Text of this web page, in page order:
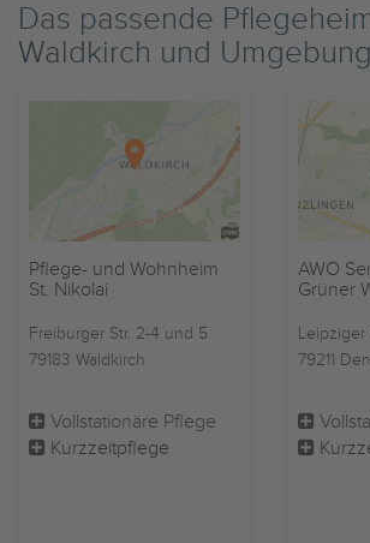
Das passende
Waldkirch und
Pflege- und Wohnheim
St. Nikolai
Freiburger Str. 2-4 und 5
79183 Waldkirch
Vollstationäre Pflege
Kurzzeitpflege
AWO
Grüner
Leipziger
79211